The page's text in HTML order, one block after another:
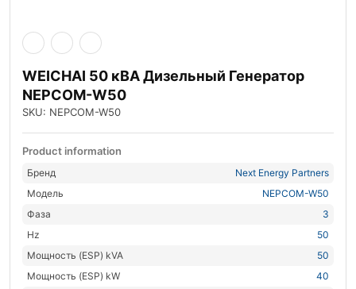
WEICHAI 50 кВА Дизельный Генератор
NEPCOM-W50
SKU: NEPCOM-W50
Product information
Бренд
Next Energy Partners
Модель
NEPCOM-W50
Фаза
3
Hz
50
Мощность (ESP) kVA
50
Мощность (ESP) kW
40